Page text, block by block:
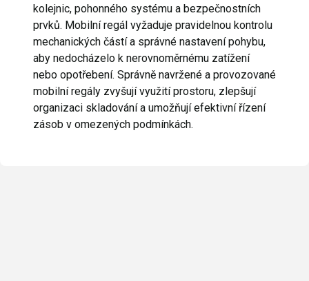
kolejnic, pohonného systému a bezpečnostních
prvků. Mobilní regál vyžaduje pravidelnou kontrolu
mechanických částí a správné nastavení pohybu,
aby nedocházelo k nerovnoměrnému zatížení
nebo opotřebení. Správně navržené a provozované
mobilní regály zvyšují využití prostoru, zlepšují
organizaci skladování a umožňují efektivní řízení
zásob v omezených podmínkách.